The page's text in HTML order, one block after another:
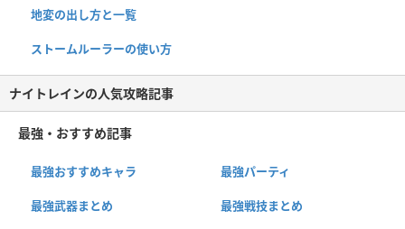
地変の出し方と一覧
ストームルーラーの使い方
ナイトレインの人気攻略記事
最強・おすすめ記事
最強おすすめキャラ 最強パーティ
最強武器まとめ 最強戦技まとめ